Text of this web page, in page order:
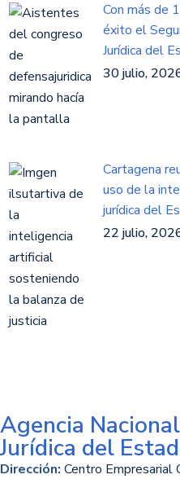
Con más de
éxito el
Jurídica del
30 julio,
Cartagena
uso de la
jurídica del
22 julio,
Agencia
Jurídica del
Dirección: Centro Empresarial